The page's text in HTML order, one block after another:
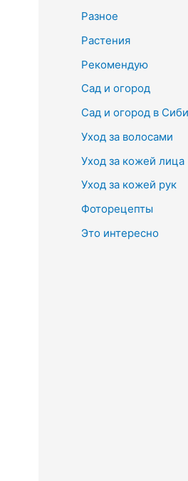
Разное
Растения
Рекомендую
Сад и огород
Сад и огород в
Уход за волосами
Уход за кожей лица
Уход за кожей рук
Фоторецепты
Это интересно